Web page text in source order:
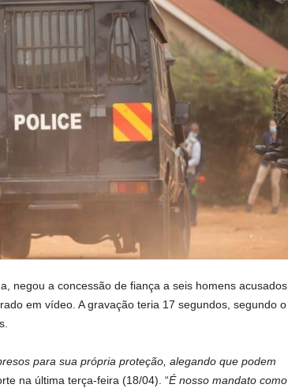
negou a concessão de fiança a seis homens acusados
em vídeo. A gravação teria 17 segundos, segundo o
para sua própria proteção, alegando que podem
na última terça-feira (18/04). “É nosso mandato como